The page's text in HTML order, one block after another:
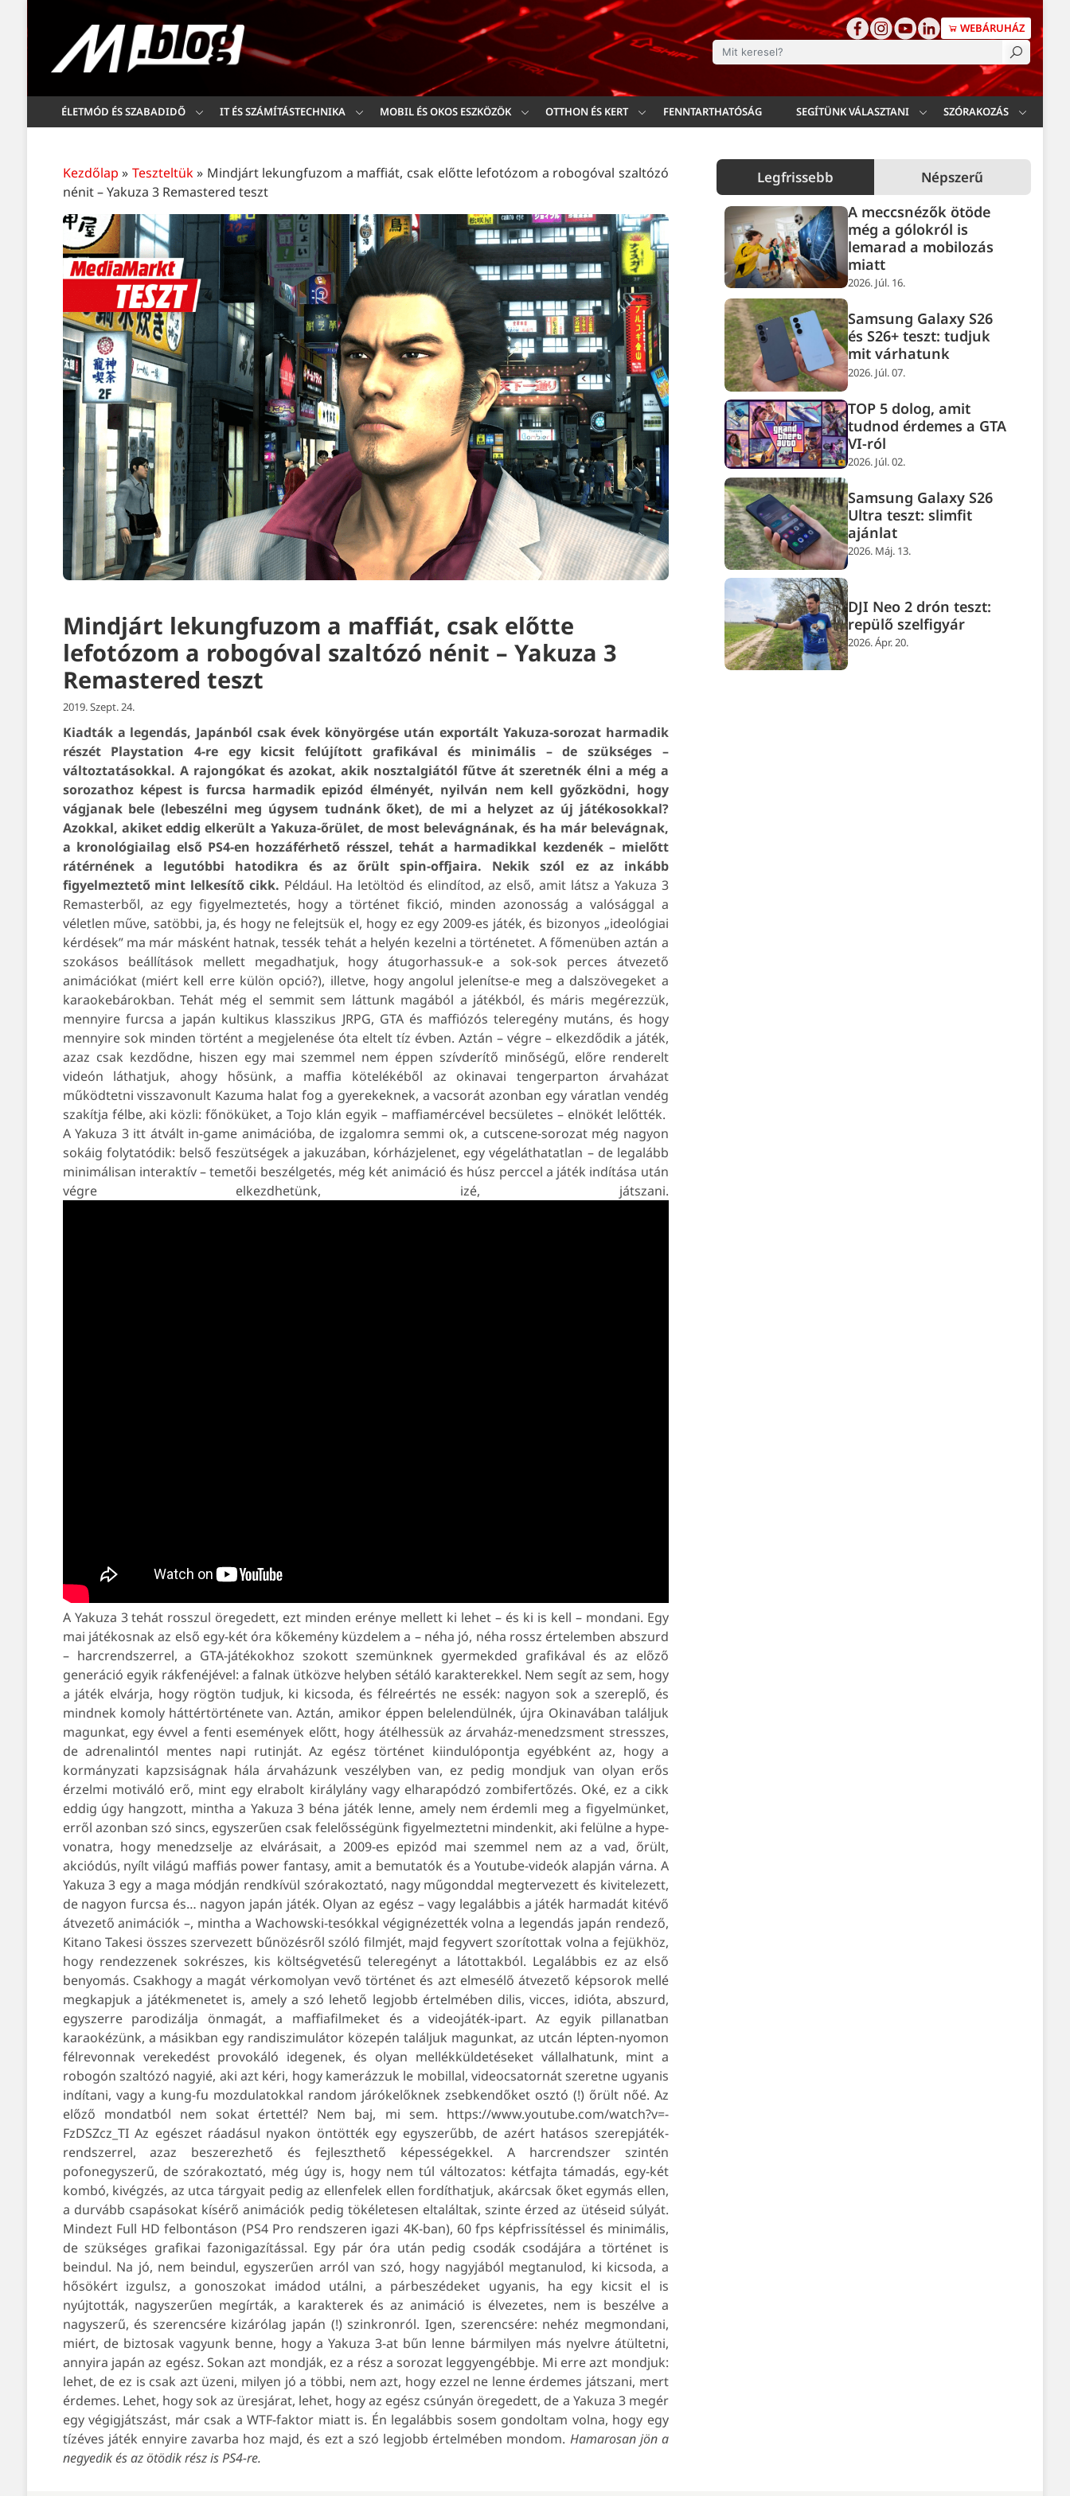
WEBÁRUHÁZ
Keresés
ÉLETMÓD ÉS SZABADIDŐ IT ÉS SZÁMÍTÁSTECHNIKA MOBIL ÉS OKOS ESZKÖZÖK OTTHON ÉS KERT FENNTARTHATÓSÁG SEGÍTÜNK VÁLASZTANI SZÓRAKOZÁS
Kezdőlap » Teszteltük» Mindjárt lekungfuzom a maffiát, csak előtte lefotózom a robogóval szaltózó
nénit – Yakuza 3 Remastered teszt
Mindjárt lekungfuzom a maffiát, csak előtte
lefotózom a robogóval szaltózó nénit – Yakuza 3
Remastered teszt
2019. Szept. 24.
Kiadták a legendás, Japánból csak évek könyörgése után exportált Yakuza-sorozat harmadik
részét Playstation 4-re egy kicsit felújított grafikával és minimális – de szükséges –
változtatásokkal. A rajongókat és azokat, akik nosztalgiától fűtve át szeretnék élni a még a
sorozathoz képest is furcsa harmadik epizód élményét, nyilván nem kell győzködni, hogy
vágjanak bele (lebeszélni meg úgysem tudnánk őket), de mi a helyzet az új játékosokkal?
Azokkal, akiket eddig elkerült a Yakuza-őrület, de most belevágnának, és ha már belevágnak,
a kronológiailag első PS4-en hozzáférhető résszel, tehát a harmadikkal kezdenék – mielőtt
rátérnének a legutóbbi hatodikra és az őrült spin-offjaira. Nekik szól ez az inkább
figyelmeztető mint lelkesítő cikk. Például. Ha letöltöd és elindítod, az első, amit látsz a Yakuza 3
Remasterből, az egy figyelmeztetés, hogy a történet fikció, minden azonosság a valósággal a
véletlen műve, satöbbi, ja, és hogy ne felejtsük el, hogy ez egy 2009-es játék, és bizonyos „ideológiai
kérdések” ma már másként hatnak, tessék tehát a helyén kezelni a történetet. A főmenüben aztán a
szokásos beállítások mellett megadhatjuk, hogy átugorhassuk-e a sok-sok perces átvezető
animációkat (miért kell erre külön opció?), illetve, hogy angolul jelenítse-e meg a dalszövegeket a
karaokebárokban. Tehát még el semmit sem láttunk magából a játékból, és máris megérezzük,
mennyire furcsa a japán kultikus klasszikus JRPG, GTA és maffiózós teleregény mutáns, és hogy
mennyire sok minden történt a megjelenése óta eltelt tíz évben. Aztán – végre – elkezdődik a játék,
azaz csak kezdődne, hiszen egy mai szemmel nem éppen szívderítő minőségű, előre renderelt
videón láthatjuk, ahogy hősünk, a maffia kötelékéből az okinavai tengerparton árvaházat
működtetni visszavonult Kazuma halat fog a gyerekeknek, a vacsorát azonban egy váratlan vendég
szakítja félbe, aki közli: főnöküket, a Tojo klán egyik – maffiamércével becsületes – elnökét lelőtték.
A Yakuza 3 itt átvált in-game animációba, de izgalomra semmi ok, a cutscene-sorozat még nagyon
sokáig folytatódik: belső feszütségek a jakuzában, kórházjelenet, egy végeláthatatlan – de legalább
minimálisan interaktív – temetői beszélgetés, még két animáció és húsz perccel a játék indítása után
végre elkezdhetünk, izé, játszani.
A Yakuza 3 tehát rosszul öregedett, ezt minden erénye mellett ki lehet – és ki is kell – mondani. Egy
mai játékosnak az első egy-két óra kőkemény küzdelem a – néha jó, néha rossz értelemben abszurd
– harcrendszerrel, a GTA-játékokhoz szokott szemünknek gyermekded grafikával és az előző
generáció egyik rákfenéjével: a falnak ütközve helyben sétáló karakterekkel. Nem segít az sem, hogy
a játék elvárja, hogy rögtön tudjuk, ki kicsoda, és félreértés ne essék: nagyon sok a szereplő, és
mindnek komoly háttértörténete van. Aztán, amikor éppen belelendülnék, újra Okinavában találjuk
magunkat, egy évvel a fenti események előtt, hogy átélhessük az árvaház-menedzsment stresszes,
de adrenalintól mentes napi rutinját. Az egész történet kiindulópontja egyébként az, hogy a
kormányzati kapzsiságnak hála árvaházunk veszélyben van, ez pedig mondjuk van olyan erős
érzelmi motiváló erő, mint egy elrabolt királylány vagy elharapódzó zombifertőzés. Oké, ez a cikk
eddig úgy hangzott, mintha a Yakuza 3 béna játék lenne, amely nem érdemli meg a figyelmünket,
erről azonban szó sincs, egyszerűen csak felelősségünk figyelmeztetni mindenkit, aki felülne a hype-
vonatra, hogy menedzselje az elvárásait, a 2009-es epizód mai szemmel nem az a vad, őrült,
akciódús, nyílt világú maffiás power fantasy, amit a bemutatók és a Youtube-videók alapján várna. A
Yakuza 3 egy a maga módján rendkívül szórakoztató, nagy műgonddal megtervezett és kivitelezett,
de nagyon furcsa és… nagyon japán játék. Olyan az egész – vagy legalábbis a játék harmadát kitévő
átvezető animációk –, mintha a Wachowski-tesókkal végignézették volna a legendás japán rendező,
Kitano Takesi összes szervezett bűnözésről szóló filmjét, majd fegyvert szorítottak volna a fejükhöz,
hogy rendezzenek sokrészes, kis költségvetésű teleregényt a látottakból. Legalábbis ez az első
benyomás. Csakhogy a magát vérkomolyan vevő történet és azt elmesélő átvezető képsorok mellé
megkapjuk a játékmenetet is, amely a szó lehető legjobb értelmében dilis, vicces, idióta, abszurd,
egyszerre parodizálja önmagát, a maffiafilmeket és a videojáték-ipart. Az egyik pillanatban
karaokézünk, a másikban egy randiszimulátor közepén találjuk magunkat, az utcán lépten-nyomon
félrevonnak verekedést provokáló idegenek, és olyan mellékküldetéseket vállalhatunk, mint a
robogón szaltózó nagyié, aki azt kéri, hogy kamerázzuk le mobillal, videocsatornát szeretne ugyanis
indítani, vagy a kung-fu mozdulatokkal random járókelőknek zsebkendőket osztó (!) őrült nőé. Az
előző mondatból nem sokat értettél? Nem baj, mi sem. https://www.youtube.com/watch?v=-
FzDSZcz_TI Az egészet ráadásul nyakon öntötték egy egyszerűbb, de azért hatásos szerepjáték-
rendszerrel, azaz beszerezhető és fejleszthető képességekkel. A harcrendszer szintén
pofonegyszerű, de szórakoztató, még úgy is, hogy nem túl változatos: kétfajta támadás, egy-két
kombó, kivégzés, az utca tárgyait pedig az ellenfelek ellen fordíthatjuk, akárcsak őket egymás ellen,
a durvább csapásokat kísérő animációk pedig tökéletesen eltaláltak, szinte érzed az ütéseid súlyát.
Mindezt Full HD felbontáson (PS4 Pro rendszeren igazi 4K-ban), 60 fps képfrissítéssel és minimális,
de szükséges grafikai fazonigazítással. Egy pár óra után pedig csodák csodájára a történet is
beindul. Na jó, nem beindul, egyszerűen arról van szó, hogy nagyjából megtanulod, ki kicsoda, a
hősökért izgulsz, a gonoszokat imádod utálni, a párbeszédeket ugyanis, ha egy kicsit el is
nyújtották, nagyszerűen megírták, a karakterek és az animáció is élvezetes, nem is beszélve a
nagyszerű, és szerencsére kizárólag japán (!) szinkronról. Igen, szerencsére: nehéz megmondani,
miért, de biztosak vagyunk benne, hogy a Yakuza 3-at bűn lenne bármilyen más nyelvre átültetni,
annyira japán az egész. Sokan azt mondják, ez a rész a sorozat leggyengébbje. Mi erre azt mondjuk:
lehet, de ez is csak azt üzeni, milyen jó a többi, nem azt, hogy ezzel ne lenne érdemes játszani, mert
érdemes. Lehet, hogy sok az üresjárat, lehet, hogy az egész csúnyán öregedett, de a Yakuza 3 megér
egy végigjátszást, már csak a WTF-faktor miatt is. Én legalábbis sosem gondoltam volna, hogy egy
tízéves játék ennyire zavarba hoz majd, és ezt a szó legjobb értelmében mondom. Hamarosan jön a
negyedik és az ötödik rész is PS4-re.
Legfrissebb Népszerű
A meccsnézők ötöde
még a gólokról is
lemarad a mobilozás
miatt
2026. Júl. 16.
Samsung Galaxy S26
és S26+ teszt: tudjuk
mit várhatunk
2026. Júl. 07.
TOP 5 dolog, amit
tudnod érdemes a GTA
VI-ról
2026. Júl. 02.
Samsung Galaxy S26
Ultra teszt: slimfit
ajánlat
2026. Máj. 13.
DJI Neo 2 drón teszt:
repülő szelfigyár
2026. Ápr. 20.